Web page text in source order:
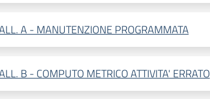
A - MANUTENZIONE PROGRAMMATA
B - COMPUTO METRICO ATTIVITA' ERRATO